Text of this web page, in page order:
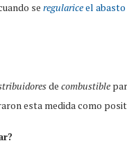
se regulariceel abasto
de combustible
esta medida como